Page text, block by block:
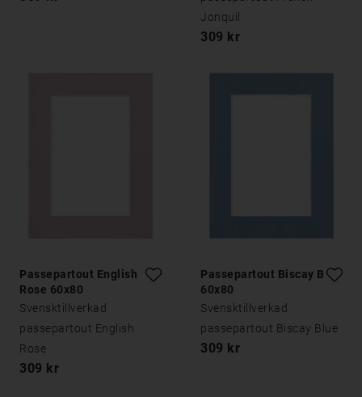
Jonquil
309 kr
Passepartout English
Rose 60x80
Svensktillverkad
passepartout English
Rose
309 kr
Passepartout Biscay Blue
60x80
Svensktillverkad
passepartout Biscay Blue
309 kr